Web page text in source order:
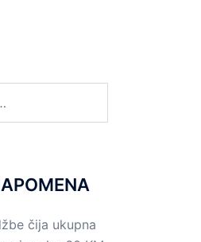
čija ukupna